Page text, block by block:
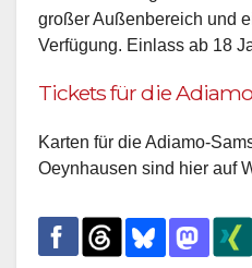
großer Außenbereich und
Verfügung. Einlass ab 18
Tickets für die
Karten für die Adiamo-
Oeynhausen sind hier auf